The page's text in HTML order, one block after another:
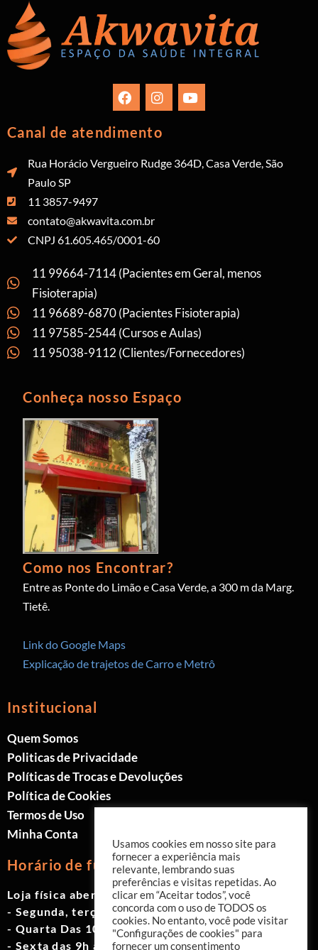
Canal de atendimento
Rua Horácio Vergueiro Rudge 364D, Casa Verde, São
Paulo SP
11 3857-9497
contato@akwavita.com.br
CNPJ 61.605.465/0001-60
11 99664-7114 (Pacientes em Geral, menos
Fisioterapia)
11 96689-6870 (Pacientes Fisioterapia)
11 97585-2544 (Cursos e Aulas)
11 95038-9112 (Clientes/Fornecedores)
Conheça nosso Espaço
Como nos Encontrar?
Entre as Ponte do Limão e Casa Verde, a 300 m da Marg.
Tietê.
Link do Google Maps
Explicação de trajetos de Carro e Metrô
Institucional
Quem Somos
Politicas de Privacidade
Políticas de Trocas e Devoluções
Política de Cookies
Termos de Uso
Minha Conta
Horário de funcionamento
Loja física aberta de Segunda à Sábado.
- Segunda, terça e quinta das 9h às 19h
- Quarta Das 10h às 18h
- Sexta das 9h às 18h
Usamos cookies em nosso site para
fornecer a experiência mais
relevante, lembrando suas
preferências e visitas repetidas. Ao
clicar em “Aceitar todos”, você
concorda com o uso de TODOS os
cookies. No entanto, você pode visitar
"Configurações de cookies" para
fornecer um consentimento